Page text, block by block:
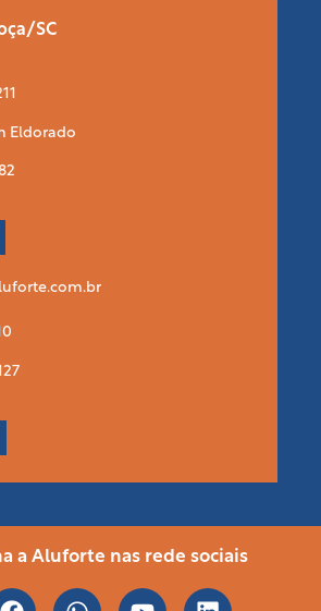
SC
Eldorado
a Aluforte nas rede sociais